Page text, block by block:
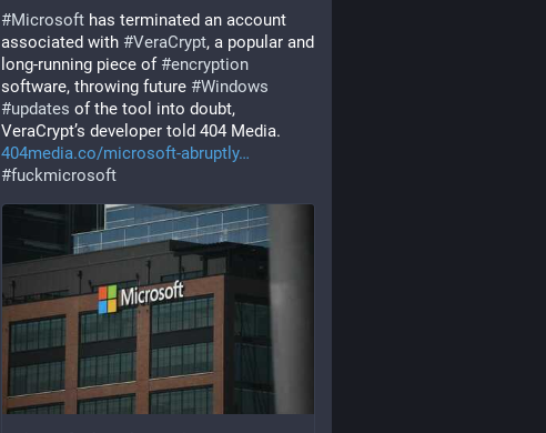
#Microsoft has terminated an account
associated with #VeraCrypt, a popular and
long-running piece of #encryption
software, throwing future #Windows
#updates of the tool into doubt,
VeraCrypt’s developer told 404 Media.
404media.co/microsoft-abruptly
#fuckmicrosoft